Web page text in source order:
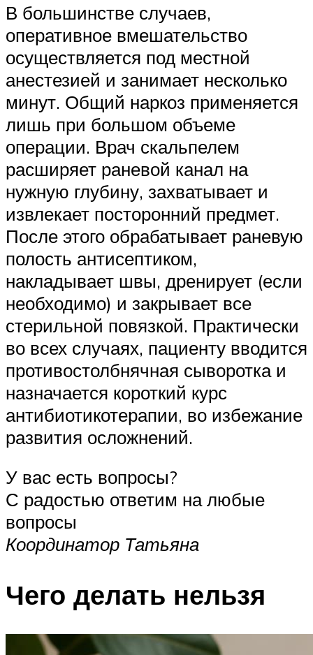
В большинстве случаев,
оперативное вмешательство
осуществляется под местной
анестезией и занимает несколько
минут. Общий наркоз применяется
лишь при большом объеме
операции. Врач скальпелем
расширяет раневой канал на
нужную глубину, захватывает и
извлекает посторонний предмет.
После этого обрабатывает раневую
полость антисептиком,
накладывает швы, дренирует (если
необходимо) и закрывает все
стерильной повязкой. Практически
во всех случаях, пациенту вводится
противостолбнячная сыворотка и
назначается короткий курс
антибиотикотерапии, во избежание
развития осложнений.
У вас есть вопросы?
С радостью ответим на любые
вопросы
Координатор Татьяна
Чего делать нельзя